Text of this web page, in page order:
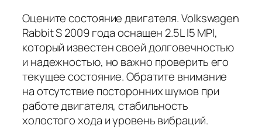
Оцените состояние двигателя. Volkswagen
Rabbit S 2009 года оснащен 2.5L I5 MPI,
который известен своей долговечностью
и надежностью, но важно проверить его
текущее состояние. Обратите внимание
на отсутствие посторонних шумов при
работе двигателя, стабильность
холостого хода и уровень вибраций.